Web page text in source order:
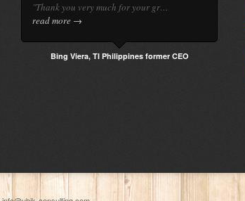
"Thank you very much for your gr…
read more →
Bing Viera, TI Philippines former CEO